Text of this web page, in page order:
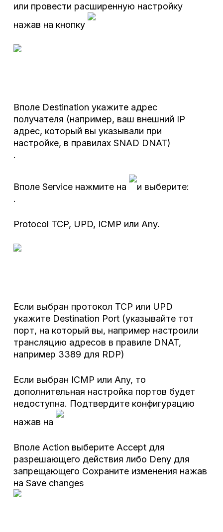
или провести расширенную настройку
нажав на кнопку
Вполе Destination укажите адрес
получателя (например, ваш внешний IP
адрес, который вы указывали при
настройке, в правилах SNAD DNAT)
.
Вполе Service нажмите на
и выберите:
.
Protocol TCP, UPD, ICMP или Any.
Если выбран протокол TCP или UPD
укажите Destination Port (указывайте тот
порт, на который вы, например настроили
трансляцию адресов в правиле DNAT,
например 3389 для RDP)
Если выбран ICMP или Any, то
дополнительная настройка портов будет
недоступна. Подтвердите конфигурацию
нажав на
Вполе Action выберите Accept для
разрешающего действия либо Deny для
запрещающего Сохраните изменения нажав
на Save changes